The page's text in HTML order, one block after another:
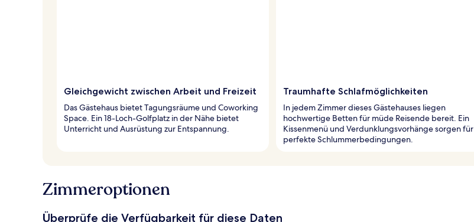
Gleichgewicht zwischen Arbeit und Freizeit
Das Gästehaus bietet Tagungsräume und Coworking
Space. Ein 18-Loch-Golfplatz in der Nähe bietet
Unterricht und Ausrüstung zur Entspannung.
Traumhafte Schlafmöglichkeiten
In jedem Zimmer dieses Gästehauses liegen
hochwertige Betten für müde Reisende bereit. Ein
Kissenmenü und Verdunklungsvorhänge sorgen für
perfekte Schlummerbedingungen.
Zimmeroptionen
Überprüfe die Verfügbarkeit für diese Daten